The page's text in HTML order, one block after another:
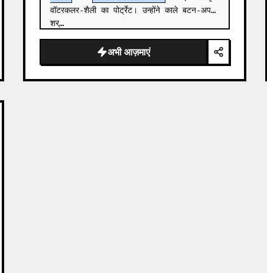
वॉटरकलर-शैली का पोर्ट्रेट। उन्होंने काले बटन-अप
शर्…
अभी आज़माएं